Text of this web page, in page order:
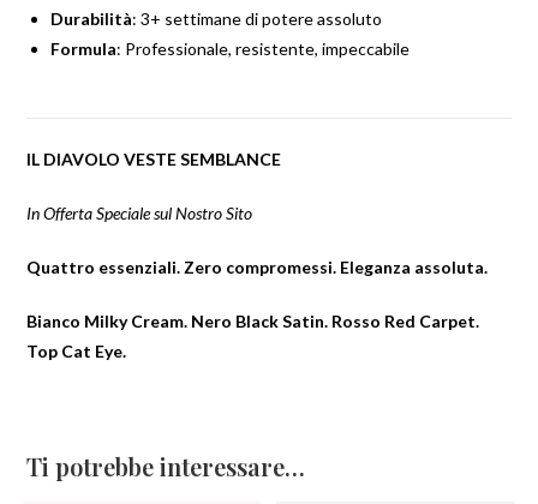
Durabilità: 3+ settimane di potere assoluto
Formula: Professionale, resistente, impeccabile
IL DIAVOLO VESTE SEMBLANCE
In Offerta Speciale sul Nostro Sito
Quattro essenziali. Zero compromessi. Eleganza assoluta.
Bianco Milky Cream. Nero Black Satin. Rosso Red Carpet.
Top Cat Eye.
Ti potrebbe interessare…